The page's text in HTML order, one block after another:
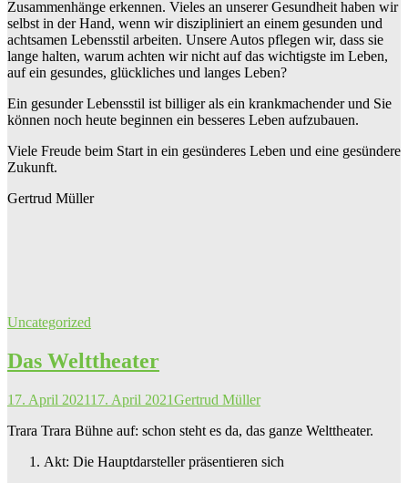
Zusammenhänge erkennen. Vieles an unserer Gesundheit haben wir
selbst in der Hand, wenn wir diszipliniert an einem gesunden und
achtsamen Lebensstil arbeiten. Unsere Autos pflegen wir, dass sie
lange halten, warum achten wir nicht auf das wichtigste im Leben,
auf ein gesundes, glückliches und langes Leben?
Ein gesunder Lebensstil ist billiger als ein krankmachender und Sie
können noch heute beginnen ein besseres Leben aufzubauen.
Viele Freude beim Start in ein gesünderes Leben und eine gesündere
Zukunft.
Gertrud Müller
Uncategorized
Das Welttheater
17. April 202117. April 2021Gertrud Müller
Trara Trara Bühne auf: schon steht es da, das ganze Welttheater.
Akt: Die Hauptdarsteller präsentieren sich